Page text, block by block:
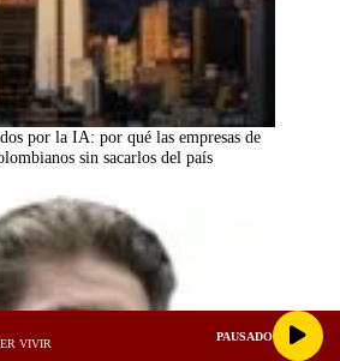
por la IA: por qué las empresas de
sin sacarlos del país
VIVIR
PAUSADO